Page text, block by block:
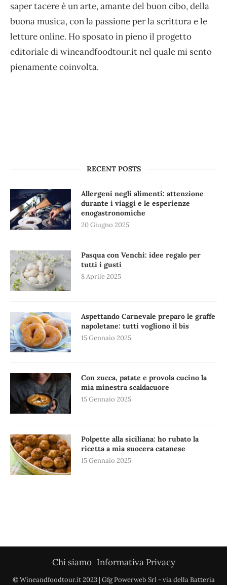
saper tacere è un arte, amante del buon cibo, della
buona musica, con la passione per la scrittura e le
letture online. Ho sposato in pieno il progetto
editoriale di wineandfoodtour.it nel quale mi sento
pienamente coinvolta.
RECENT POSTS
Allergeni negli alimenti: attenzione
durante i viaggi e le esperienze
enogastronomiche
20 Giugno 2025
Pasqua con Venchi: idee regalo per
tutti i gusti
8 Aprile 2025
Aspettando Carnevale preparo le graffe
napoletane: tutti vogliono il bis
15 Gennaio 2025
Con zucca, patate e provola cucino la
mia minestra scaldacuore
15 Gennaio 2025
Polpette alla siciliana: ho rubato la
ricetta a mia suocera catanese
15 Gennaio 2025
Chi siamo Informativa Privacy
© Wineandfoodtour.it 2023 | Gfg Powerweb Srl - via della Batteria